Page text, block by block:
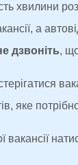
хвилини
а
дзвоніть,
яке
вакансії